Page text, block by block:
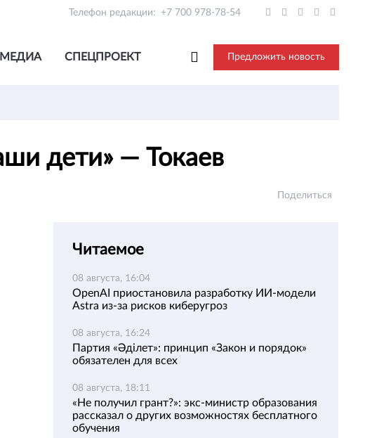
Телефон редакции: +7 700 978-78-54
СПЕЦПРОЕКТ Предложить новость
дети» — Токаев
Поделиться
Читаемое
08 августа, 16:04
OpenAI приостановила разработку ИИ-модели
Astra из-за рисков киберугроз
08 августа, 16:24
Партия «Әділет»: принцип «Закон и порядок»
обязателен для всех
08 августа, 18:11
«Не получил грант?»: экс-министр образования
рассказал о других возможностях бесплатного
обучения